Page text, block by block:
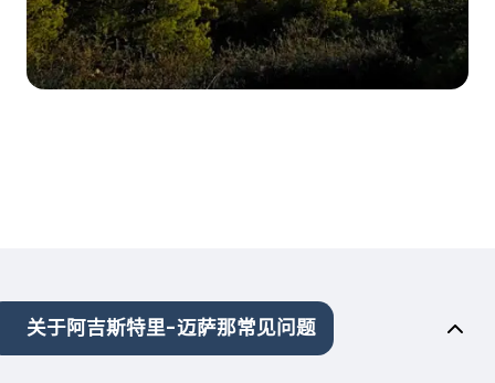
关于阿吉斯特里-迈萨那常见问题